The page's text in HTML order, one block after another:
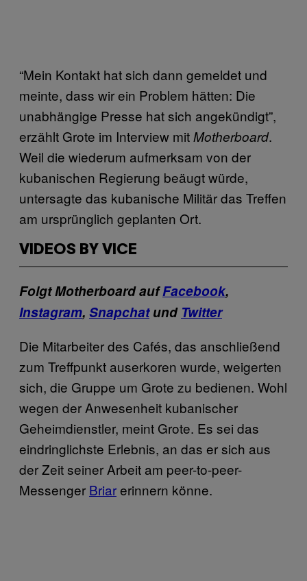
“Mein Kontakt hat sich dann gemeldet und
meinte, dass wir ein Problem hätten: Die
unabhängige Presse hat sich angekündigt”,
erzählt Grote im Interview mitMotherboard.
Weil die wiederum aufmerksam von der
kubanischen Regierung beäugt würde,
untersagte das kubanische Militär das Treffen
am ursprünglich geplanten Ort.
VIDEOS BY VICE
Folgt Motherboard aufFacebook,
Instagram, Snapchatund Twitter
Die Mitarbeiter des Cafés, das anschließend
zum Treffpunkt auserkoren wurde, weigerten
sich, die Gruppe um Grote zu bedienen. Wohl
wegen der Anwesenheit kubanischer
Geheimdienstler, meint Grote. Es sei das
eindringlichste Erlebnis, an das er sich aus
der Zeit seiner Arbeit am peer-to-peer-
Messenger Briarerinnern könne.